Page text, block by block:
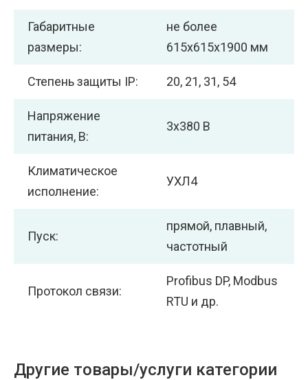
Габаритные
размеры:
не более
615х615х1900 мм
Степень защиты IP: 20, 21, 31, 54
Напряжение
питания, В:
3х380 В
Климатическое
исполнение:
УХЛ4
Пуск:
прямой, плавный,
частотный
Протокол связи:
Profibus DP, Modbus
RTU и др.
Другие товары/услуги категории